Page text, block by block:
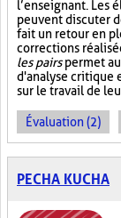
l’enseignant. Les
peuvent discuter
fait un retour en
corrections
les pairspermet
d'analyse critique
sur le travail de
Évaluation (2)
PECHA KUCHA